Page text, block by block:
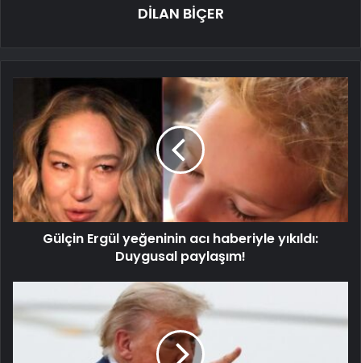
DİLAN BİÇER
Gülçin Ergül yeğeninin acı haberiyle yıkıldı:
Duygusal paylaşım!